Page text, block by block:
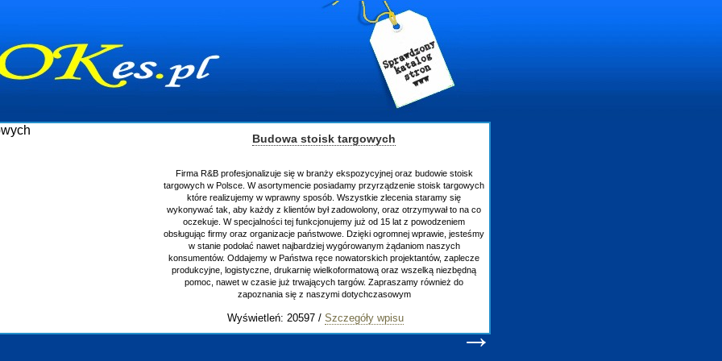
Budowa stoisk targowych
Firma R&B profesjonalizuje się w branży ekspozycyjnej oraz budowie stoisk
targowych w Polsce. W asortymencie posiadamy przyrządzenie stoisk targowych
które realizujemy w wprawny sposób. Wszystkie zlecenia staramy się
wykonywać tak, aby każdy z klientów był zadowolony, oraz otrzymywał to na co
oczekuje. W specjalności tej funkcjonujemy już od 15 lat z powodzeniem
obsługując firmy oraz organizacje państwowe. Dzięki ogromnej wprawie, jesteśmy
w stanie podołać nawet najbardziej wygórowanym żądaniom naszych
konsumentów. Oddajemy w Państwa ręce nowatorskich projektantów, zaplecze
produkcyjne, logistyczne, drukarnię wielkoformatową oraz wszelką niezbędną
pomoc, nawet w czasie już trwających targów. Zapraszamy również do
zapoznania się z naszymi dotychczasowym
Wyświetleń: 20597 / Szczegóły wpisu
→